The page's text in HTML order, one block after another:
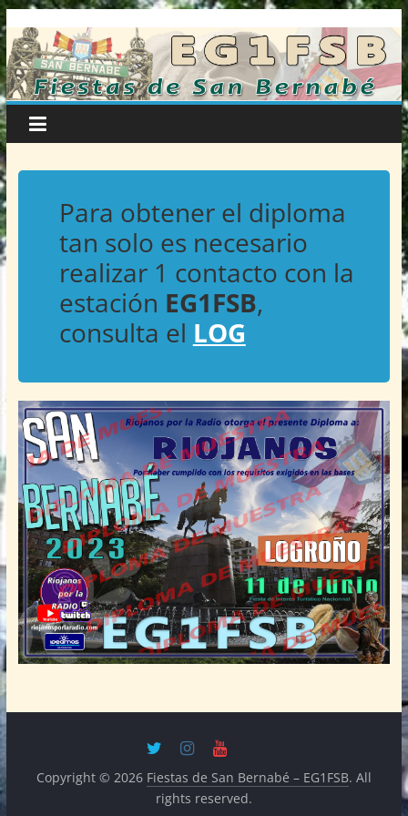
Saltar
al
contenido
Fiestas
de
San
Bernabé
EG1FSB
Riojanos
Radio
Para obtener el diploma
tan solo es necesario
realizar 1 contacto con la
estación EG1FSB,
consulta el LOG
Copyright © 2026 Fiestas de San Bernabé – EG1FSB. All
rights reserved.